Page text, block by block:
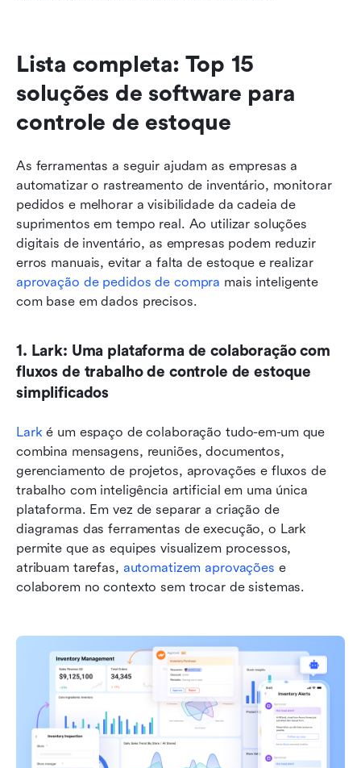
Lista completa: Top 15
soluções de software para
controle de estoque
As ferramentas a seguir ajudam as empresas a
automatizar o rastreamento de inventário, monitorar
pedidos e melhorar a visibilidade da cadeia de
suprimentos em tempo real. Ao utilizar soluções
digitais de inventário, as empresas podem reduzir
erros manuais, evitar a falta de estoque e realizar
aprovação de pedidos de compra mais inteligente
com base em dados precisos.
1. Lark: Uma plataforma de colaboração com
fluxos de trabalho de controle de estoque
simplificados
Lark é um espaço de colaboração tudo-em-um que
combina mensagens, reuniões, documentos,
gerenciamento de projetos, aprovações e fluxos de
trabalho com inteligência artificial em uma única
plataforma. Em vez de separar a criação de
diagramas das ferramentas de execução, o Lark
permite que as equipes visualizem processos,
atribuam tarefas, automatizem aprovações e
colaborem no contexto sem trocar de sistemas.